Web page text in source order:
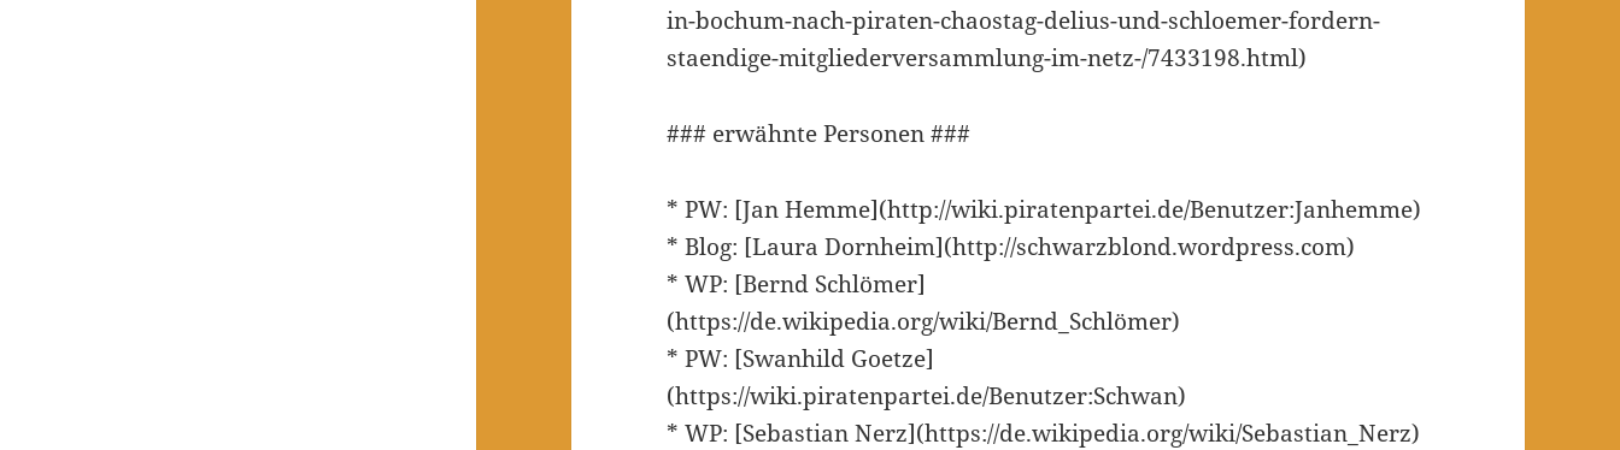
in-bochum-nach-piraten-chaostag-delius-und-schloemer-fordern-
staendige-mitgliederversammlung-im-netz-/7433198.html)
### erwähnte Personen ###
* PW: [Jan Hemme](http://wiki.piratenpartei.de/Benutzer:Janhemme)
* Blog: [Laura Dornheim](http://schwarzblond.wordpress.com)
* WP: [Bernd Schlömer]
(https://de.wikipedia.org/wiki/Bernd_Schlömer)
* PW: [Swanhild Goetze]
(https://wiki.piratenpartei.de/Benutzer:Schwan)
* WP: [Sebastian Nerz](https://de.wikipedia.org/wiki/Sebastian_Nerz)